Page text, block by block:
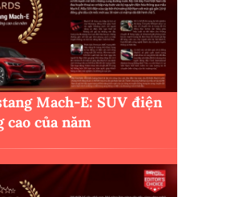
Mach-E: SUV điện
cao của năm